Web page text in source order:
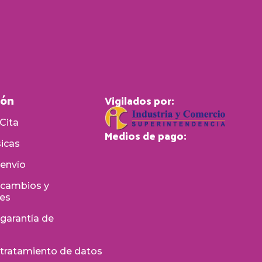
y
de
de datos
Vigilados por:
Medios de pago: